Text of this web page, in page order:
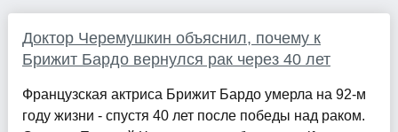
Доктор Черемушкин объяснил, почему к
Брижит Бардо вернулся рак через 40 лет
Французская актриса Брижит Бардо умерла на 92-м
году жизни - спустя 40 лет после победы над раком.